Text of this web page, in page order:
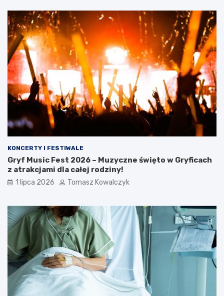
KONCERTY I FESTIWALE
Gryf Music Fest 2026 – Muzyczne święto w Gryficach
z atrakcjami dla całej rodziny!
1 lipca 2026 Tomasz Kowalczyk